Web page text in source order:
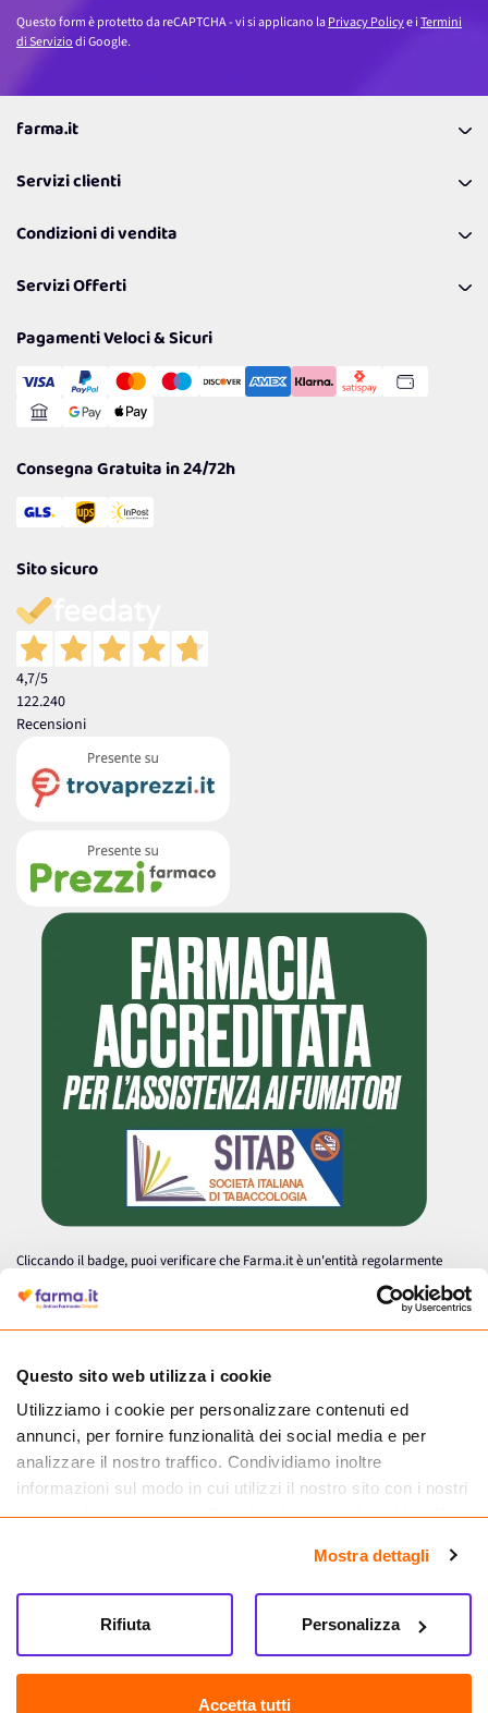
Questo sito web utilizza i cookie
Utilizziamo i cookie per personalizzare contenuti ed
annunci, per fornire funzionalità dei social media e per
analizzare il nostro traffico. Condividiamo inoltre
informazioni sul modo in cui utilizzi il nostro sito con i nostri
partner che si occupano di analisi dei dati web, pubblicità e
informazioni che hai fornito loro o che hanno raccolto dal
tuo utilizzo dei loro servizi.
Mostra dettagli
Accetta tutti
Personalizza
Rifiuta
Questo form è protetto da reCAPTCHA - vi si applicano laPrivacy Policye iTermini
di Serviziodi Google.
farma.it
Coupon
Lavora con noi
Politiche per la parità di genere
Servizi clienti
Richiamami
Resi
Condizioni di vendita
Spedizioni
Cookie Policy
Gestisci Cookie
Servizi Offerti
Reso Facile e Veloce
Pagamenti Veloci & Sicuri
Consegna Gratuita in 24/72h
Sito sicuro
4,7/5
122.240
Recensioni
Cliccando il badge, puoi verificare che Farma.it è un'entità regolarmente
autorizzata dal Ministero della Salute a effettuare la vendita online di
medicinali.
Farma.it S.a.s. P. IVA 07417261216 REA: NA-884088
CREDITS
Sede legale Via delle Repubbliche Marinare 128, 80147 Napoli